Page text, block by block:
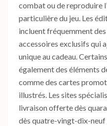
combat ou de reproduire
particulière du jeu. Les
incluent fréquemment
accessoires exclusifs qui
unique au cadeau.
également des éléments
comme des cartes
illustrés. Les sites
livraison offerte dès
dès quatre-vingt-dix-neuf